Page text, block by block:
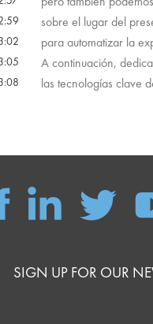
sobre el lugar del
para automatizar la
A continuación,
las tecnologías clave
SIGN UP FOR OUR